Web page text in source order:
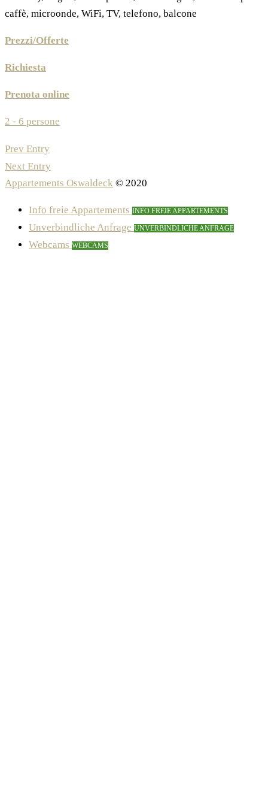
caffè, microonde, WiFi, TV, telefono, balcone
Prezzi/Offerte
Richiesta
Prenota online
2 - 6 persone
Prev Entry
Next Entry
Appartements Oswaldeck © 2020
Info freie Appartements INFO FREIE APPARTEMENTS
Unverbindliche Anfrage UNVERBINDLICHE ANFRAGE
Webcams WEBCAMS